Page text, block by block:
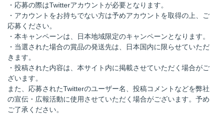
・応募の際はTwitterアカウントが必要となります。
・アカウントをお持ちでない方は予めアカウントを取得の上、ご
応募ください。
・本キャンペーンは、日本地域限定のキャンペーンとなります。
・当選された場合の賞品の発送先は、日本国内に限らせていただ
きます。
・投稿された内容は、本サイト内に掲載させていただく場合がご
ざいます。
また、応募されたTwitterのユーザー名、投稿コメントなどを弊社
の宣伝・広報活動に使用させていただく場合がございます。予め
ご了承ください。